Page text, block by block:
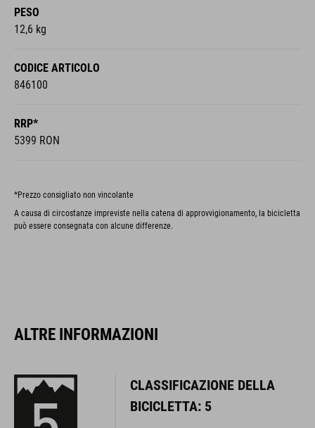
PESO
12,6 kg
CODICE ARTICOLO
846100
RRP*
5399 RON
*Prezzo consigliato non vincolante
A causa di circostanze impreviste nella catena di approvvigionamento, la bicicletta
può essere consegnata con alcune differenze.
ALTRE INFORMAZIONI
CLASSIFICAZIONE DELLA
BICICLETTA: 5